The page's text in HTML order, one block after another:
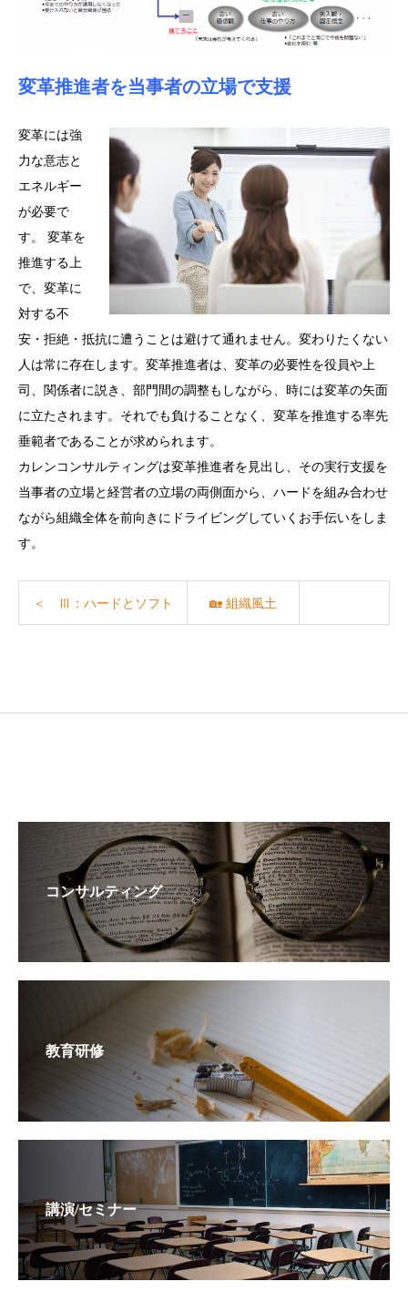
変革推進者を当事者の立場で支援
変革には強
力な意志と
エネルギー
が必要で
す。 変革を
推進する上
で、変革に
対する不
安・拒絶・抵抗に遭うことは避けて通れません。変わりたくない
人は常に存在します。変革推進者は、変革の必要性を役員や上
司、関係者に説き、部門間の調整もしながら、時には変革の矢面
に立たされます。それでも負けることなく、変革を推進する率先
垂範者であることが求められます。
カレンコンサルティングは変革推進者を見出し、その実行支援を
当事者の立場と経営者の立場の両側面から、ハードを組み合わせ
ながら組織全体を前向きにドライビングしていくお手伝いをしま
す。
＜ Ⅲ：ハードとソフト 🏡 組織風土
コンサルティング
教育研修
講演/セミナー